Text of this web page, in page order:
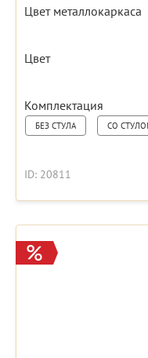
Цвет металлокаркаса
Цвет
Комплектация
БЕЗ СТУЛА СО
ID: 20811